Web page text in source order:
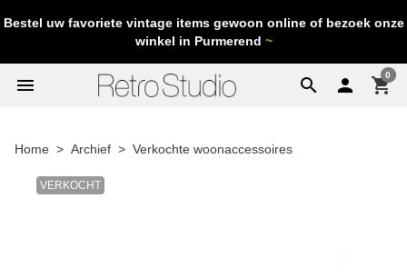
Bestel uw favoriete vintage items gewoon online of bezoek onze
winkel in Purmerend ~
search
menu  shopping_cart
0
Home Archief Verkochte woonaccessoires
VERKOCHT